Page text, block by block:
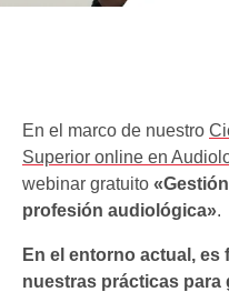
En el marco de nuestro
Superior online en
webinar gratuito
profesión audiológica».
En el entorno actual,
nuestras prácticas para